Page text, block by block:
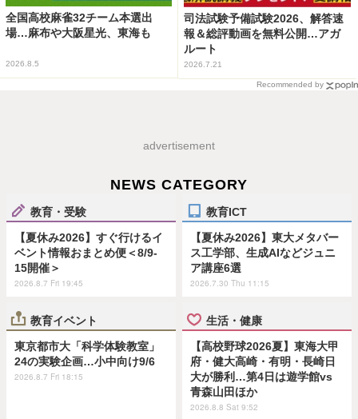
全国高校麻雀32チーム本選出
場…麻布や大阪星光、東海も
2026.8.5
司法試験予備試験2026、解答速
報＆総評動画を無料公開…アガ
ルート
2026.7.21
Recommended by
advertisement
NEWS CATEGORY
教育・受験
【夏休み2026】すぐ行けるイ
ベント情報おまとめ便＜8/9-
15開催＞
2026.8.7 Fri 19:45
教育ICT
【夏休み2026】東大メタバー
ス工学部、生成AIなどジュニ
ア講座6選
2026.7.30 Thu 11:15
教育イベント
東京都市大「科学体験教室」
24の実験企画…小中向け9/6
2026.8.7 Fri 18:15
生活・健康
【高校野球2026夏】東海大甲
府・健大高崎・有明・長崎日
大が勝利…第4日は遊学館vs
青森山田ほか
2026.8.8 Sat 9:52